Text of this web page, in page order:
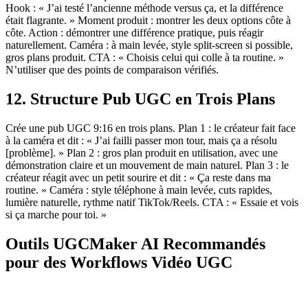
Hook : « J’ai testé l’ancienne méthode versus ça, et la différence
était flagrante. » Moment produit : montrer les deux options côte à
côte. Action : démontrer une différence pratique, puis réagir
naturellement. Caméra : à main levée, style split-screen si possible,
gros plans produit. CTA : « Choisis celui qui colle à ta routine. »
N’utiliser que des points de comparaison vérifiés.
12. Structure Pub UGC en Trois Plans
Crée une pub UGC 9:16 en trois plans. Plan 1 : le créateur fait face
à la caméra et dit : « J’ai failli passer mon tour, mais ça a résolu
[problème]. » Plan 2 : gros plan produit en utilisation, avec une
démonstration claire et un mouvement de main naturel. Plan 3 : le
créateur réagit avec un petit sourire et dit : « Ça reste dans ma
routine. » Caméra : style téléphone à main levée, cuts rapides,
lumière naturelle, rythme natif TikTok/Reels. CTA : « Essaie et vois
si ça marche pour toi. »
Outils UGCMaker AI Recommandés
pour des Workflows Vidéo UGC